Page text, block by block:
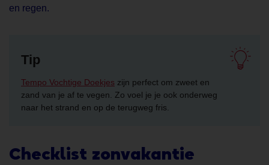
en regen.
Tip
Tempo Vochtige Doekjes zijn perfect om zweet en
zand van je af te vegen. Zo voel je je ook onderweg
naar het strand en op de terugweg fris.
Checklist zonvakantie